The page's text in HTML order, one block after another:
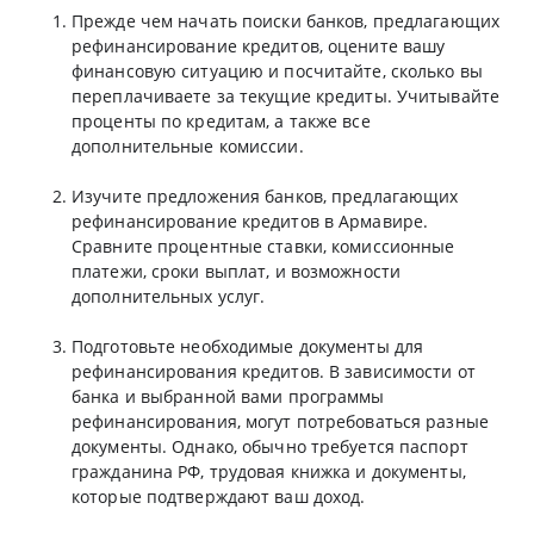
Прежде чем начать поиски банков, предлагающих
рефинансирование кредитов, оцените вашу
финансовую ситуацию и посчитайте, сколько вы
переплачиваете за текущие кредиты. Учитывайте
проценты по кредитам, а также все
дополнительные комиссии.
Изучите предложения банков, предлагающих
рефинансирование кредитов в Армавире.
Сравните процентные ставки, комиссионные
платежи, сроки выплат, и возможности
дополнительных услуг.
Подготовьте необходимые документы для
рефинансирования кредитов. В зависимости от
банка и выбранной вами программы
рефинансирования, могут потребоваться разные
документы. Однако, обычно требуется паспорт
гражданина РФ, трудовая книжка и документы,
которые подтверждают ваш доход.